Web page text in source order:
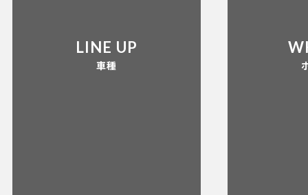
LINE UP
車種